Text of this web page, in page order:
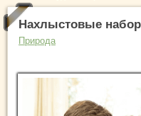
Нахлыстовые
Природа